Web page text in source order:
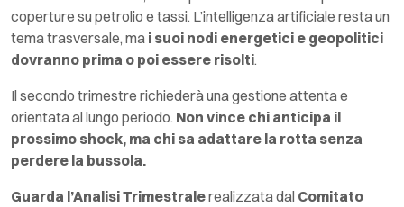
coperture su petrolio e tassi. L’intelligenza artificiale resta un
tema trasversale, ma i suoi nodi energetici e geopolitici
dovranno prima o poi essere risolti.
Il secondo trimestre richiederà una gestione attenta e
orientata al lungo periodo. Non vince chi anticipa il
prossimo shock, ma chi sa adattare la rotta senza
perdere la bussola.
Guarda l’Analisi Trimestralerealizzata dal Comitato